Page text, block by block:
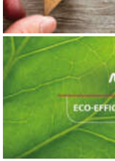
Gearless